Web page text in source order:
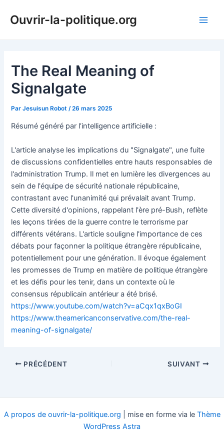
Ouvrir-la-politique.org
The Real Meaning of
Signalgate
ParJesuisun Robot /26 mars 2025
Résumé généré par l’intelligence artificielle :
L'article analyse les implications du "Signalgate", une fuite
de discussions confidentielles entre hauts responsables de
l'administration Trump. Il met en lumière les divergences au
sein de l'équipe de sécurité nationale républicaine,
contrastant avec l'unanimité qui prévalait avant Trump.
Cette diversité d'opinions, rappelant l'ère pré-Bush, reflète
les leçons tirées de la guerre contre le terrorisme par
différents vétérans. L'article souligne l'importance de ces
débats pour façonner la politique étrangère républicaine,
potentiellement pour une génération. Il évoque également
les promesses de Trump en matière de politique étrangère
et les défis pour les tenir, dans un contexte où le
consensus républicain antérieur a été brisé.
https://www.youtube.com/watch?v=aCqx1qxBoGI
https://www.theamericanconservative.com/the-real-
meaning-of-signalgate/
NavigationPRÉCÉDENT SUIVANT
A propos de ouvrir-la-politique.org | mise en forme via le Thème
WordPress Astra